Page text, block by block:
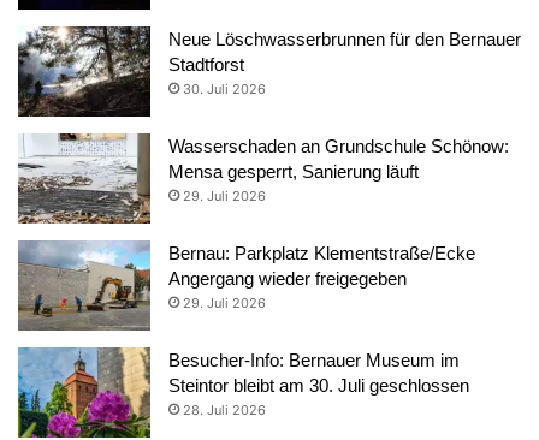
Neue Löschwasserbrunnen für den Bernauer
Stadtforst
30. Juli 2026
Wasserschaden an Grundschule Schönow:
Mensa gesperrt, Sanierung läuft
29. Juli 2026
Bernau: Parkplatz Klementstraße/Ecke
Angergang wieder freigegeben
29. Juli 2026
Besucher-Info: Bernauer Museum im
Steintor bleibt am 30. Juli geschlossen
28. Juli 2026